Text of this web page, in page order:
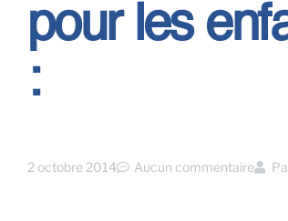
pour les
:
2 octobre 2014 Aucun commentaire